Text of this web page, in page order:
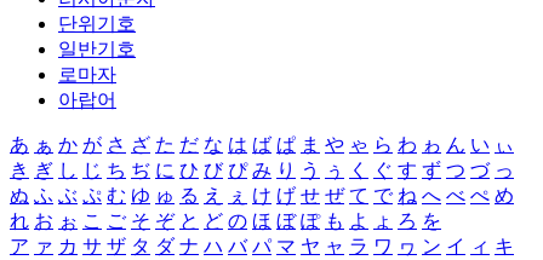
단위기호
일반기호
로마자
아랍어
あ ぁ か が さ ざ た だ な は ば ぱ ま や ゃ ら わ ゎ ん い ぃ
き ぎ し じ ち ぢ に ひ び ぴ み り う ぅ く ぐ す ず つ づ っ
ぬ ふ ぶ ぷ む ゆ ゅ る え ぇ け げ せ ぜ て で ね へ べ ぺ め
れ お ぉ こ ご そ ぞ と ど の ほ ぼ ぽ も よ ょ ろ を
ア ァ カ サ ザ タ ダ ナ ハ バ パ マ ヤ ャ ラ ワ ヮ ン イ ィ キ